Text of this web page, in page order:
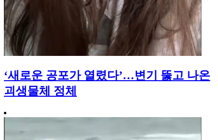
‘새로운 공포가 열렸다’…변기 뚫고 나온
괴생물체 정체